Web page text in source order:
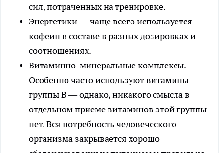
сил, потраченных на тренировке.
Энергетики — чаще всего используется
кофеин в составе в разных дозировках и
соотношениях.
Витаминно-минеральные комплексы.
Особенно часто используют витамины
группы В — однако, никакого смысла в
отдельном приеме витаминов этой группы
нет. Вся потребность человеческого
организма закрывается хорошо